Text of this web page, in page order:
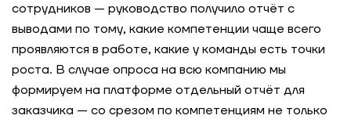
сотрудников — руководство получило отчёт с
выводами по тому, какие компетенции чаще всего
проявляются в работе, какие у команды есть точки
роста. В случае опроса на всю компанию мы
формируем на платформе отдельный отчёт для
заказчика — со срезом по компетенциям не только